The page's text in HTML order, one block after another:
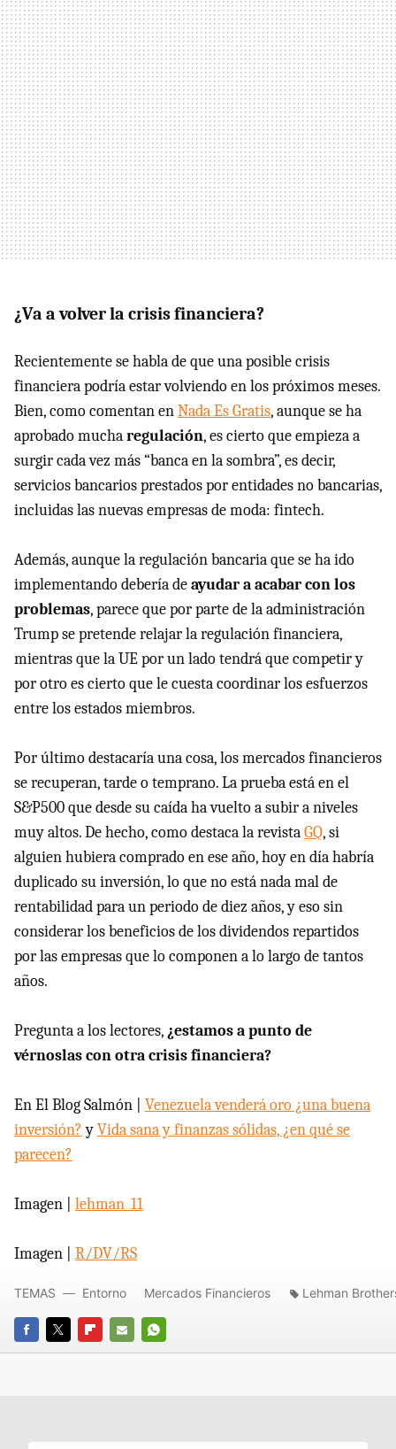
¿Va a volver la crisis financiera?
Recientemente se habla de que una posible crisis
financiera podría estar volviendo en los próximos meses.
Bien, como comentan enNada Es Gratis, aunque se ha
aprobado mucharegulación, es cierto que empieza a
surgir cada vez más “banca en la sombra”, es decir,
servicios bancarios prestados por entidades no bancarias,
incluidas las nuevas empresas de moda: fintech.
Además, aunque la regulación bancaria que se ha ido
implementando debería deayudar a acabar con los
problemas, parece que por parte de la administración
Trump se pretende relajar la regulación financiera,
mientras que la UE por un lado tendrá que competir y
por otro es cierto que le cuesta coordinar los esfuerzos
entre los estados miembros.
Por último destacaría una cosa, los mercados financieros
se recuperan, tarde o temprano. La prueba está en el
S&P500 que desde su caída ha vuelto a subir a niveles
muy altos. De hecho, como destaca la revistaGQ, si
alguien hubiera comprado en ese año, hoy en día habría
duplicado su inversión, lo que no está nada mal de
rentabilidad para un periodo de diez años, y eso sin
considerar los beneficios de los dividendos repartidos
por las empresas que lo componen a lo largo de tantos
años.
Pregunta a los lectores, ¿estamos a punto de
vérnoslas con otra crisis financiera?
En El Blog Salmón | Venezuela venderá oro ¿una buena
inversión?yVida sana y finanzas sólidas, ¿en qué se
parecen?
Imagen | lehman_11
Imagen | R/DV/RS
FACEBOOK
TWITTERFLIPBOARD
E-
WHATSAPP
TEMAS Entorno Mercados Financieros Lehman